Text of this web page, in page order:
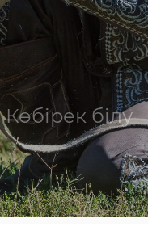
Көбірек білу